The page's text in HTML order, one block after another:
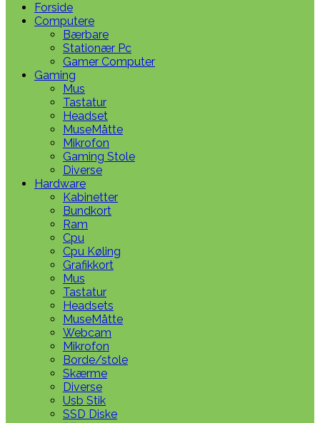
Forside
Computere
Bærbare
Stationær Pc
Gamer Computer
Gaming
Mus
Tastatur
Headset
MuseMåtte
Mikrofon
Gaming Stole
Diverse
Hardware
Kabinetter
Bundkort
Ram
Cpu
Cpu Køling
Grafikkort
Mus
Tastatur
Headsets
MuseMåtte
Webcam
Mikrofon
Borde/stole
Skærme
Diverse
Usb Stik
SSD Diske